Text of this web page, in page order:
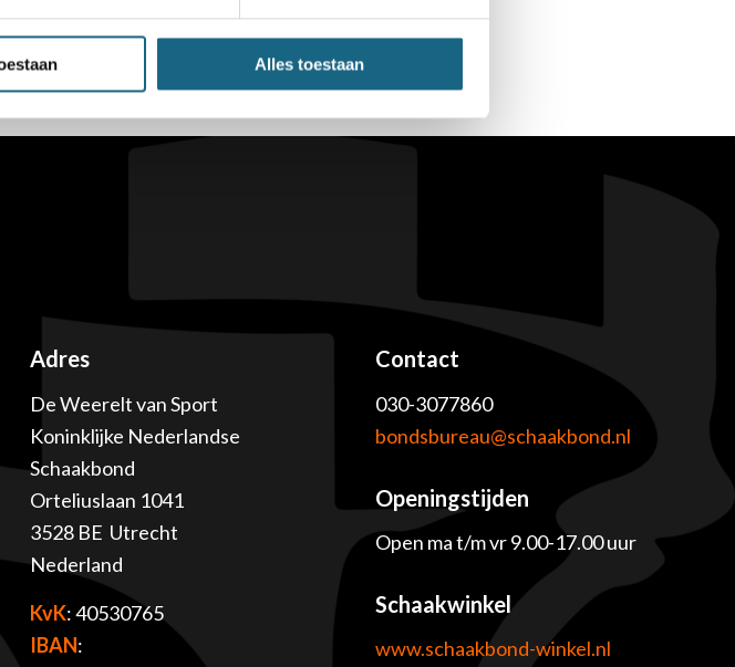
Alles toestaan
Adres
De Weerelt van Sport
Koninklijke Nederlandse
Schaakbond
Orteliuslaan 1041
3528 BE Utrecht
Nederland
KvK: 40530765
IBAN:
Contact
030-3077860
bondsbureau@schaakbond.nl
Openingstijden
Open ma t/m vr 9.00-17.00 uur
Schaakwinkel
www.schaakbond-winkel.nl